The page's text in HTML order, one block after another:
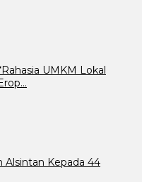
UMKM Lokal
Alsintan Kepada 44